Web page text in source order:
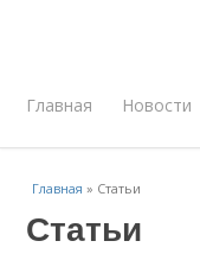
Главная Новости
Главная » Статьи
Статьи